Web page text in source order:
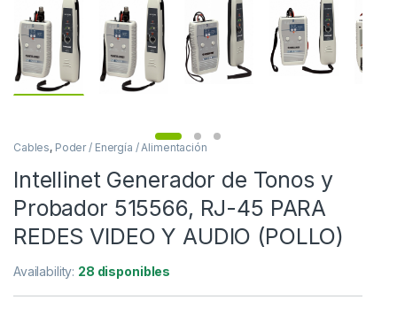
Cables, Poder / Energía / Alimentación
Intellinet Generador de Tonos y
Probador 515566, RJ-45 PARA
REDES VIDEO Y AUDIO (POLLO)
Availability: 28 disponibles